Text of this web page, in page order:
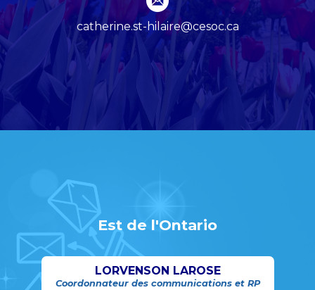
catherine.st-hilaire@cesoc.ca
Est de l'Ontario
LORVENSON LAROSE
Coordonnateur des communications et RP